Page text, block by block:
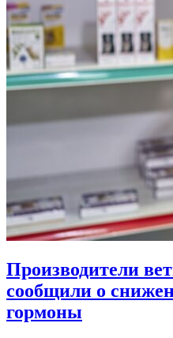
Производители
сообщили о
гормоны